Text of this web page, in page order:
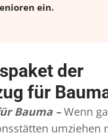
ein.
der
für
Bauma – Wenn
umziehen